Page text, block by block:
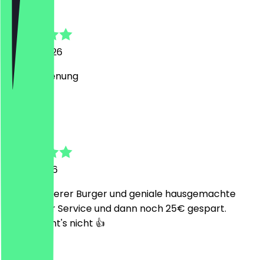
Dalyan
29. Juni 2026
Süße Bedienung
31. Mai 2026
Super leckerer Burger und geniale hausgemachte
Limo, guter Service und dann noch 25€ gespart.
besser geht's nicht 👍